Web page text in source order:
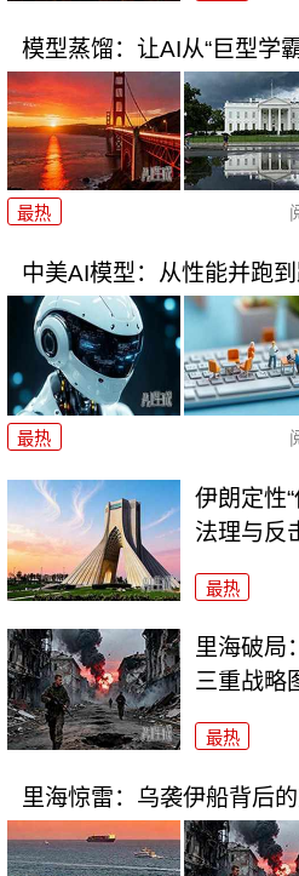
模型蒸馏：让AI从“巨型学
最热
中美AI模型：从性能并跑
最热
伊朗定性
法理与反
最热
里海破局
三重战略
最热
里海惊雷：乌袭伊船背后